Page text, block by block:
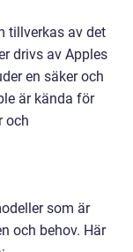
tillverkas av det
drivs av Apples
en säker och
är kända för
och
som är
och behov. Här